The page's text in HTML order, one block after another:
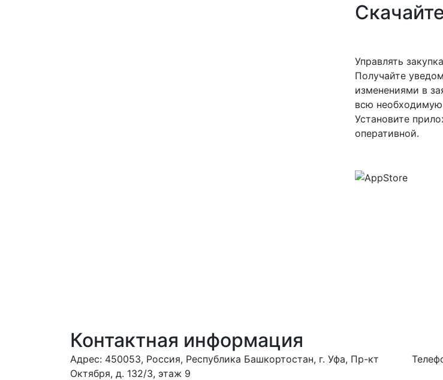
Управлять
Получайте
изменениями в
всю
Установите
оперативной.
Контактная информация
Адрес: 450053, Россия, Республика Башкортостан, г. Уфа, Пр-кт
Октября, д. 132/3, этаж 9